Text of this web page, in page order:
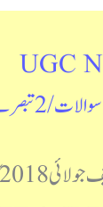
UGC
/2 تبصرے